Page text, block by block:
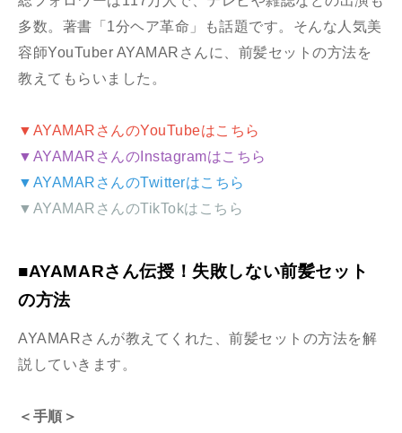
多数。著書「1分ヘア革命」も話題です。そんな人気美
容師YouTuber AYAMARさんに、前髪セットの方法を
教えてもらいました。
▼AYAMARさんのYouTubeはこちら
▼AYAMARさんのInstagramはこちら
▼AYAMARさんのTwitterはこちら
▼AYAMARさんのTikTokはこちら
■AYAMARさん伝授！失敗しない前髪セット
の方法
AYAMARさんが教えてくれた、前髪セットの方法を解
説していきます。
＜手順＞